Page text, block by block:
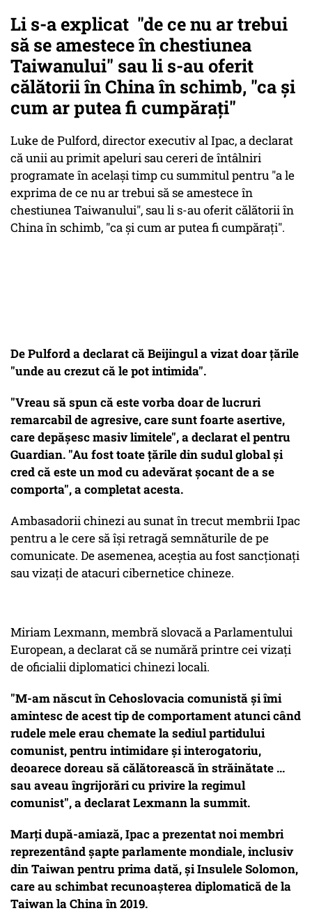
Li s-a explicat "de ce nu ar trebui
să se amestece în chestiunea
Taiwanului" sau li s-au oferit
călătorii în China în schimb, "ca și
cum ar putea fi cumpărați"
Luke de Pulford, director executiv al Ipac, a declarat
că unii au primit apeluri sau cereri de întâlniri
programate în același timp cu summitul pentru "a le
exprima de ce nu ar trebui să se amestece în
chestiunea Taiwanului", sau li s-au oferit călătorii în
China în schimb, "ca și cum ar putea fi cumpărați".
De Pulford a declarat că Beijingul a vizat doar țările
"unde au crezut că le pot intimida".
"Vreau să spun că este vorba doar de lucruri
remarcabil de agresive, care sunt foarte asertive,
care depășesc masiv limitele", a declarat el pentru
Guardian. "Au fost toate țările din sudul global și
cred că este un mod cu adevărat șocant de a se
comporta", a completat acesta.
Ambasadorii chinezi au sunat în trecut membrii Ipac
pentru a le cere să își retragă semnăturile de pe
comunicate. De asemenea, aceștia au fost sancționați
sau vizați de atacuri cibernetice chineze.
Miriam Lexmann, membră slovacă a Parlamentului
European, a declarat că se numără printre cei vizați
de oficialii diplomatici chinezi locali.
"M-am născut în Cehoslovacia comunistă și îmi
amintesc de acest tip de comportament atunci când
rudele mele erau chemate la sediul partidului
comunist, pentru intimidare și interogatoriu,
deoarece doreau să călătorească în străinătate ...
sau aveau îngrijorări cu privire la regimul
comunist", a declarat Lexmann la summit.
Marți după-amiază, Ipac a prezentat noi membri
reprezentând șapte parlamente mondiale, inclusiv
din Taiwan pentru prima dată, și Insulele Solomon,
care au schimbat recunoașterea diplomatică de la
Taiwan la China în 2019.